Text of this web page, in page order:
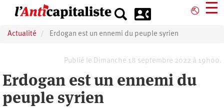
principal
⎋ ☰
Actualité Erdogan est un ennemi du peuple syrien
Publié le Dimanche 18 septembre 2022 à 19h00.
Erdogan est un ennemi du
peuple syrien